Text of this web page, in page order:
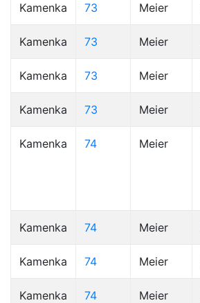
Kamenka 73 Meier
Kamenka 73 Meier
Kamenka 73 Meier
Kamenka 73 Meier
Kamenka 74 Meier
Kamenka 74 Meier
Kamenka 74 Meier
Kamenka 74 Meier